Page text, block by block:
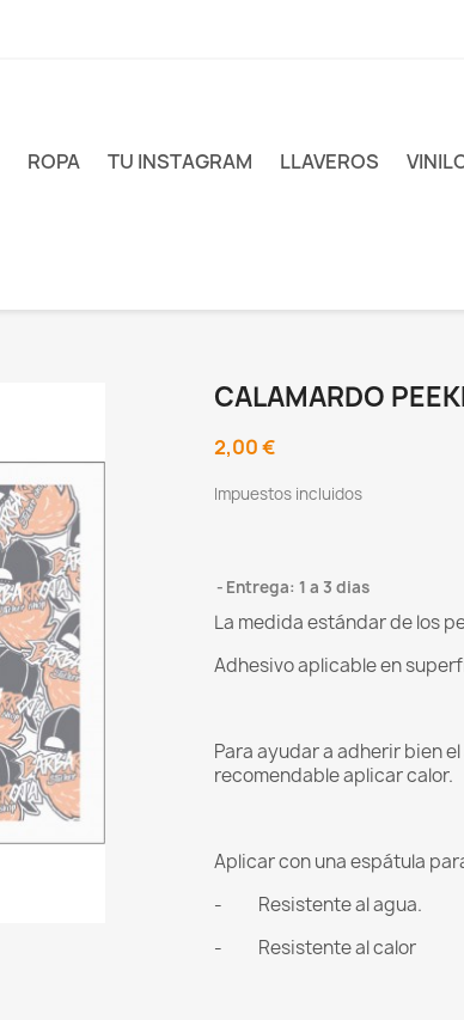
ROPA TU INSTAGRAM LLAVEROS
CALAMARDO
2,00 €
Impuestos incluidos
Entrega: 1 a 3 dias
La medida estándar de los
Adhesivo aplicable en
Para ayudar a adherir bien
recomendable aplicar calor.
Aplicar con una espátula
- Resistente al agua.
- Resistente al calor